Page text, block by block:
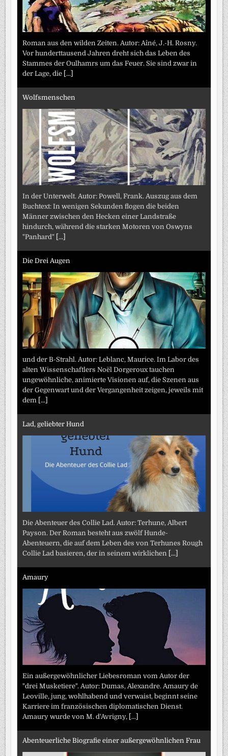
Roman aus den wilden Zeiten. Autor: Aîné, J.-H. Rosny.
Vor hunderttausend Jahren dreht sich das Leben des
Stammes der Oulhamrs um das Feuer. Sie sind zwar in
der Lage, die [...]
Wolfsmenschen
In der Unterwelt. Autor: Powell, Frank. Auszug aus dem
Buchtext: In wenigen Sekunden flogen die beiden
Männer zwischen den Hecken einer Landstraße
hindurch, während die starken Motoren von Oswyns
"Panhard" [...]
Die Drei Augen
und der B-Strahl. Autor: Leblanc, Maurice. Im Labor des
alten Wissenschaftlers Noël Dorgeroux tauchen
ungewöhnliche, animierte Visionen auf, die Szenen aus
der Gegenwart und der Vergangenheit zeigen, jeweils mit
dem [...]
Lad, geliebter Hund
Die Abenteuer des Collie Lad. Autor: Terhune, Albert
Payson. Der Roman besteht aus zwölf Hunde-
Abenteuern, die auf dem Leben des von Terhunes Rough
Collie Lad basieren, der in seinem wirklichen [...]
Amaury
Ein außergewöhnlicher Liebesroman vom Autor der
"drei Musketiere". Autor: Dumas, Alexandre. Amaury de
Leoville, jung, wohlhabend und verwaist, beginnt seine
Karriere im französischen diplomatischen Dienst.
Amaury wurde von M. d'Avrigny, [...]
Abenteuerliche Biografie einer außergewöhnlichen Frau